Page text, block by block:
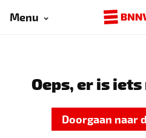
Menu
Oeps, er is
Doorgaan naar